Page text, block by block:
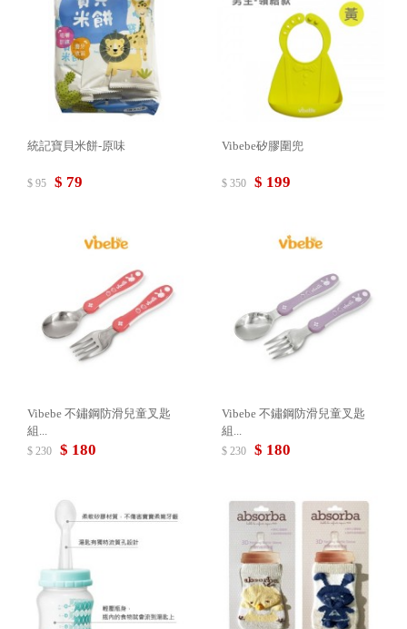
統記寶貝米餅-原味
$ 95 $ 79
Vibebe矽膠圍兜
$ 350 $ 199
Vibebe 不鏽鋼防滑兒童叉匙
組...
$ 230 $ 180
Vibebe 不鏽鋼防滑兒童叉匙
組...
$ 230 $ 180